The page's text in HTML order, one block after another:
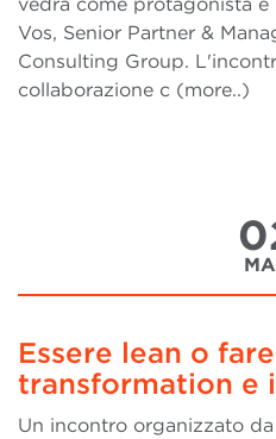
Vos, Senior Partner &
Consulting Group.
collaborazione c (more..)
Essere lean o
transformation e
Un incontro organizzato